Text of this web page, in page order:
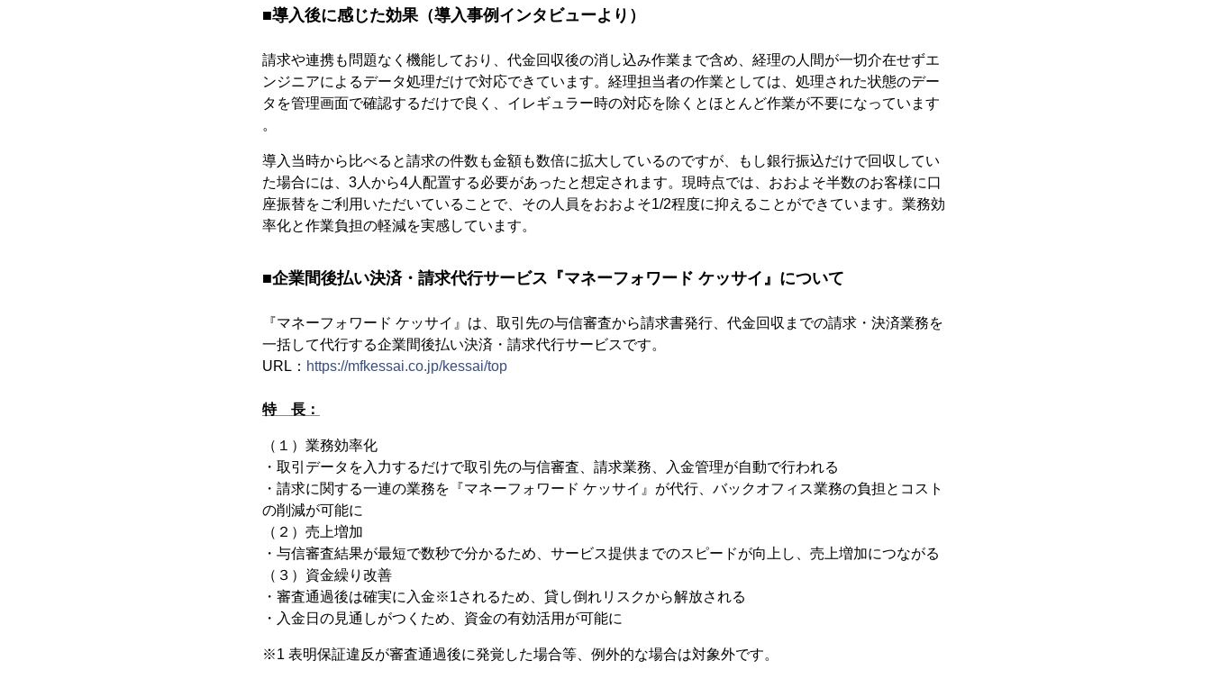
■導入後に感じた効果（導入事例インタビューより）
請求や連携も問題なく機能しており、代金回収後の消し込み作業まで含め、経理の人間が一切介在せずエ
ンジニアによるデータ処理だけで対応できています。経理担当者の作業としては、処理された状態のデー
タを管理画面で確認するだけで良く、イレギュラー時の対応を除くとほとんど作業が不要になっています
。
導入当時から比べると請求の件数も金額も数倍に拡大しているのですが、もし銀行振込だけで回収してい
た場合には、3人から4人配置する必要があったと想定されます。現時点では、おおよそ半数のお客様に口
座振替をご利用いただいていることで、その人員をおおよそ1/2程度に抑えることができています。業務効
率化と作業負担の軽減を実感しています。
■企業間後払い決済・請求代行サービス『マネーフォワード ケッサイ』について
『マネーフォワード ケッサイ』は、取引先の与信審査から請求書発行、代金回収までの請求・決済業務を
一括して代行する企業間後払い決済・請求代行サービスです。
URL： https://mfkessai.co.jp/kessai/top
特 長：
（１）業務効率化
・取引データを入力するだけで取引先の与信審査、請求業務、入金管理が自動で行われる
・請求に関する一連の業務を『マネーフォワード ケッサイ』が代行、バックオフィス業務の負担とコスト
の削減が可能に
（２）売上増加
・与信審査結果が最短で数秒で分かるため、サービス提供までのスピードが向上し、売上増加につながる
（３）資金繰り改善
・審査通過後は確実に入金※1されるため、貸し倒れリスクから解放される
・入金日の見通しがつくため、資金の有効活用が可能に
※1 表明保証違反が審査通過後に発覚した場合等、例外的な場合は対象外です。